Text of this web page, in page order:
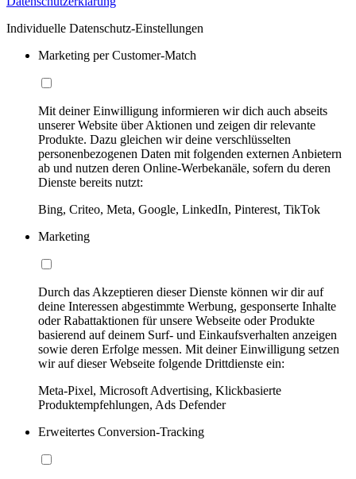
Individuelle Datenschutz-Einstellungen
Marketing per Customer-Match
Mit deiner Einwilligung informieren wir dich auch abseits
unserer Website über Aktionen und zeigen dir relevante
Produkte. Dazu gleichen wir deine verschlüsselten
personenbezogenen Daten mit folgenden externen Anbietern
ab und nutzen deren Online-Werbekanäle, sofern du deren
Dienste bereits nutzt:
Bing, Criteo, Meta, Google, LinkedIn, Pinterest, TikTok
Marketing
Durch das Akzeptieren dieser Dienste können wir dir auf
deine Interessen abgestimmte Werbung, gesponserte Inhalte
oder Rabattaktionen für unsere Webseite oder Produkte
basierend auf deinem Surf- und Einkaufsverhalten anzeigen
sowie deren Erfolge messen. Mit deiner Einwilligung setzen
wir auf dieser Webseite folgende Drittdienste ein:
Meta-Pixel, Microsoft Advertising, Klickbasierte
Produktempfehlungen, Ads Defender
Erweitertes Conversion-Tracking